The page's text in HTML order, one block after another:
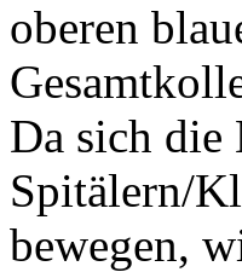
oberen
Da sich die
Spitälern/
bewegen,